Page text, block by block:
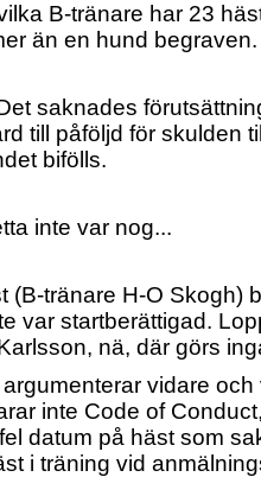
B-tränare har 23
än en hund
saknades
till påföljd för skulden
bifölls.
inte var nog...
(B-tränare H-O Skogh)
var startberättigad.
nä, där görs
vidare
inte Code of
datum på häst som
i träning vid